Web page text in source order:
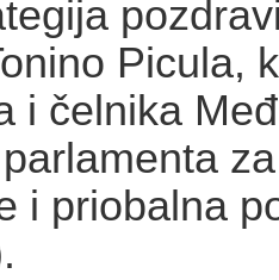
Picula,
i čelnika
i priobalna